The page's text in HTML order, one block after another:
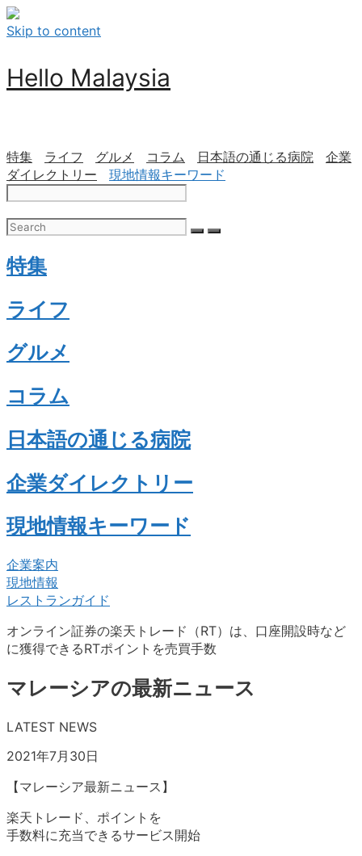
Skip to content
Hello Malaysia
特集 ライフ グルメ コラム 日本語の通じる病院
企業
ダイレクトリー
現地情報キーワード
特集
ライフ
グルメ
コラム
日本語の通じる病院
企業ダイレクトリー
現地情報キーワード
企業案内
現地情報
レストランガイド
オンライン証券の楽天トレード（RT）は、口座開設時など
に獲得できるRTポイントを売買手数
マレーシアの最新ニュース
LATEST NEWS
2021年7月30日
【マレーシア最新ニュース】
楽天トレード、ポイントを
手数料に充当できるサービス開始